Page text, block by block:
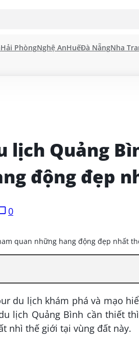
Hải PhòngNghệ AnHuếĐà NẵngNha
lịch Quảng
động đẹp
0
du lịch khám phá và mạo
lịch Quảng Bình cần thiết
nhì thế giới tại vùng đất này.